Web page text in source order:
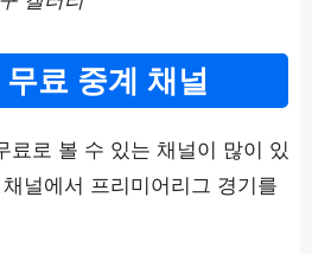
료 중계 채널
료로 볼 수 있는 채널이 많이 있
널에서 프리미어리그 경기를